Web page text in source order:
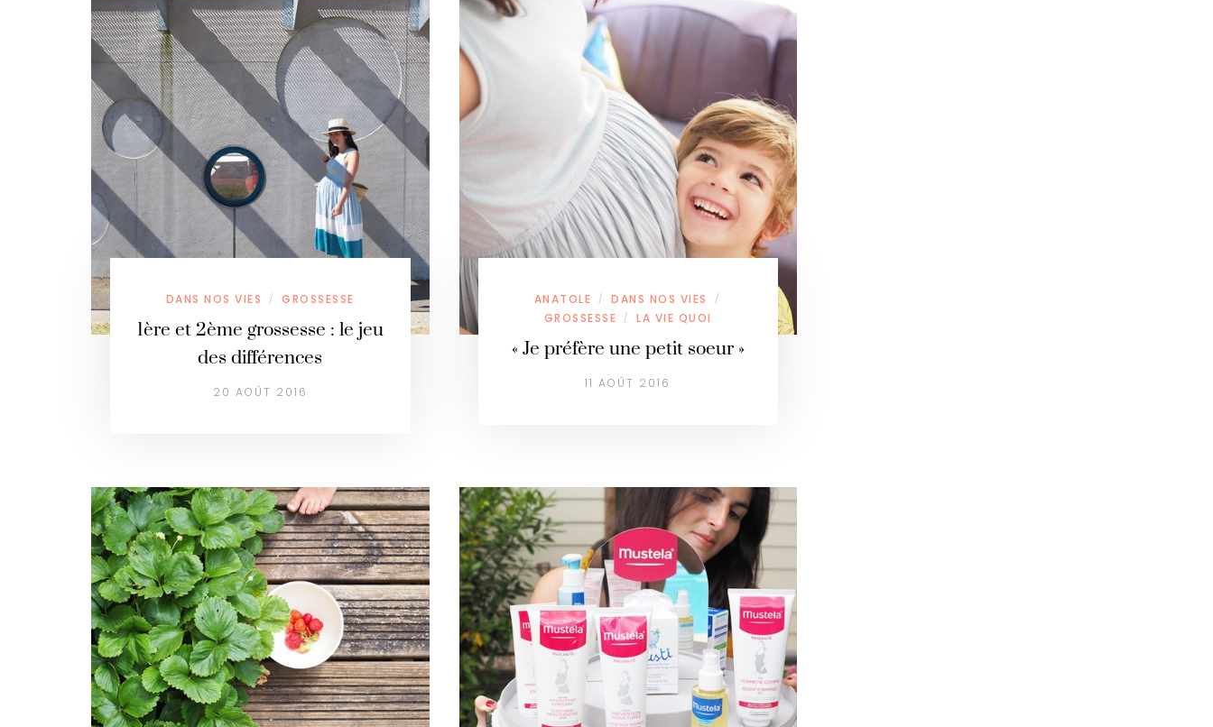
DANS NOS VIES / GROSSESSE
1ère et 2ème grossesse : le jeu
des différences
20 AOÛT 2016
ANATOLE / DANS NOS VIES /
GROSSESSE / LA VIE QUOI
« Je préfère une petit soeur »
11 AOÛT 2016